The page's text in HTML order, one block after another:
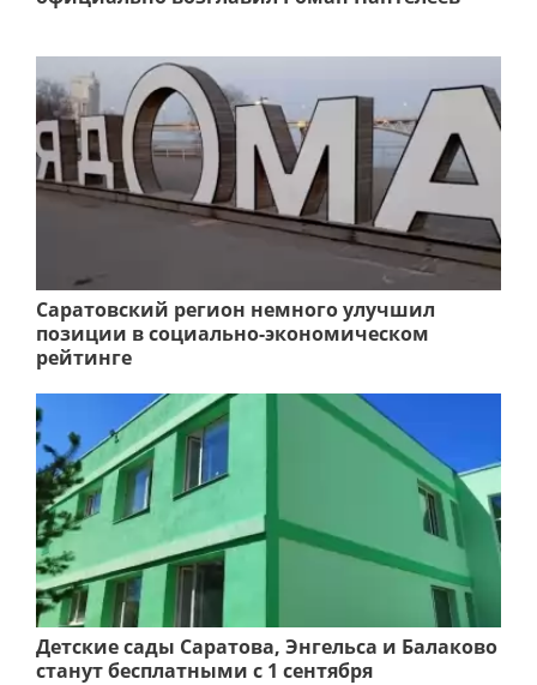
Саратовский регион немного улучшил
позиции в социально-экономическом
рейтинге
Детские сады Саратова, Энгельса и Балаково
станут бесплатными с 1 сентября